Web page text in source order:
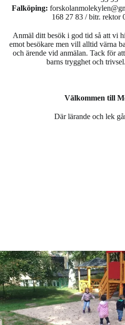
Falköping:
168 27 83 / bitr. rektor
Anmäl ditt besök i god tid så att vi
emot besökare men vill alltid värna
och ärende vid anmälan. Tack för
barns trygghet och
Välkommen till
Där lärande och lek